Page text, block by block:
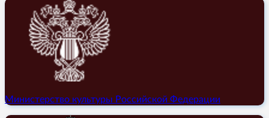
Министерство культуры Российской Федерации